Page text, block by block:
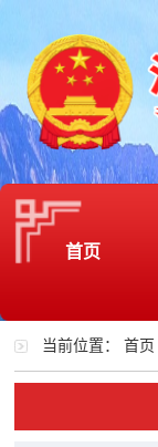
首页
当前位置：首页